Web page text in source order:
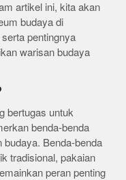
artikel ini, kita akan
budaya di
pentingnya
warisan budaya
bertugas untuk
benda-benda
budaya. Benda-benda
tradisional, pakaian
peran penting